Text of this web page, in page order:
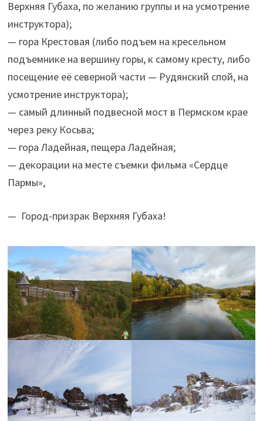
Верхняя Губаха, по желанию группы и на усмотрение
инструктора);
— гора Крестовая (либо подъем на кресельном
подъемнике на вершину горы, к самому кресту, либо
посещение её северной части — Рудянский спой, на
усмотрение инструктора);
— самый длинный подвесной мост в Пермском крае
через реку Косьва;
— гора Ладейная, пещера Ладейная;
— декорации на месте съемки фильма «Сердце
Пармы»,
— Город-призрак Верхняя Губаха!